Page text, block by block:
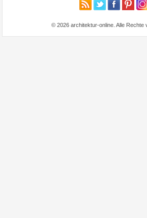
© 2026 architektur-online. Alle Rechte